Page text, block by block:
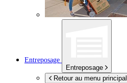
Entreposage
Entreposage
Retour au menu principal